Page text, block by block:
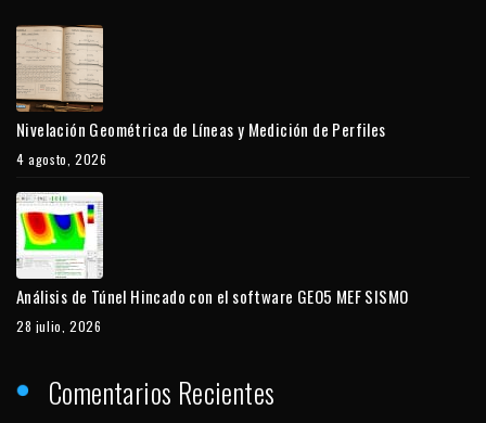
Nivelación Geométrica de Líneas y Medición de Perfiles
4 agosto, 2026
Análisis de Túnel Hincado con el software GEO5 MEF SISMO
28 julio, 2026
Comentarios Recientes